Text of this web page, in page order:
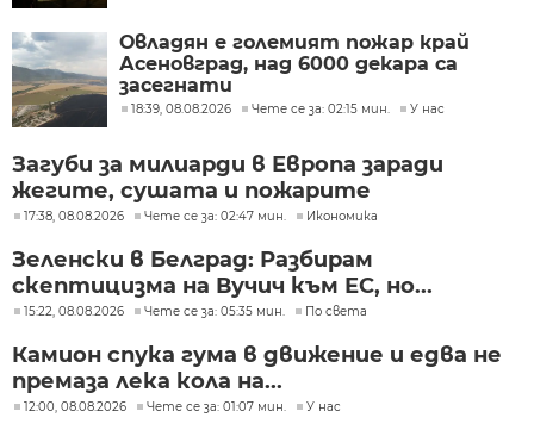
Овладян е големият пожар край
Асеновград, над 6000 декара са
засегнати
18:39, 08.08.2026 Чете се за: 02:15 мин. У нас
Загуби за милиарди в Европа заради
жегите, сушата и пожарите
17:38, 08.08.2026 Чете се за: 02:47 мин. Икономика
Зеленски в Белград: Разбирам
скептицизма на Вучич към ЕС, но...
15:22, 08.08.2026 Чете се за: 05:35 мин. По света
Камион спука гума в движение и едва не
премаза лека кола на...
12:00, 08.08.2026 Чете се за: 01:07 мин. У нас